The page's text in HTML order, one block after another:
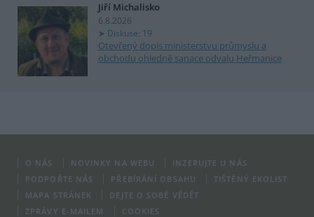
Jiří Michalisko
6.8.2026
Diskuse: 19
Otevřený dopis ministerstvu průmyslu a
obchodu ohledně sanace odvalu Heřmanice
O NÁS NOVINKY NA WEBU
INZERUJTE U NÁS
PODPOŘTE NÁS
PŘEBÍRÁNÍ OBSAHU
TIŠTĚNÝ EKOLIST
MAPA STRÁNEK
DEJTE O SOBĚ VĚDĚT
ZPRÁVY E-MAILEM
COOKIES